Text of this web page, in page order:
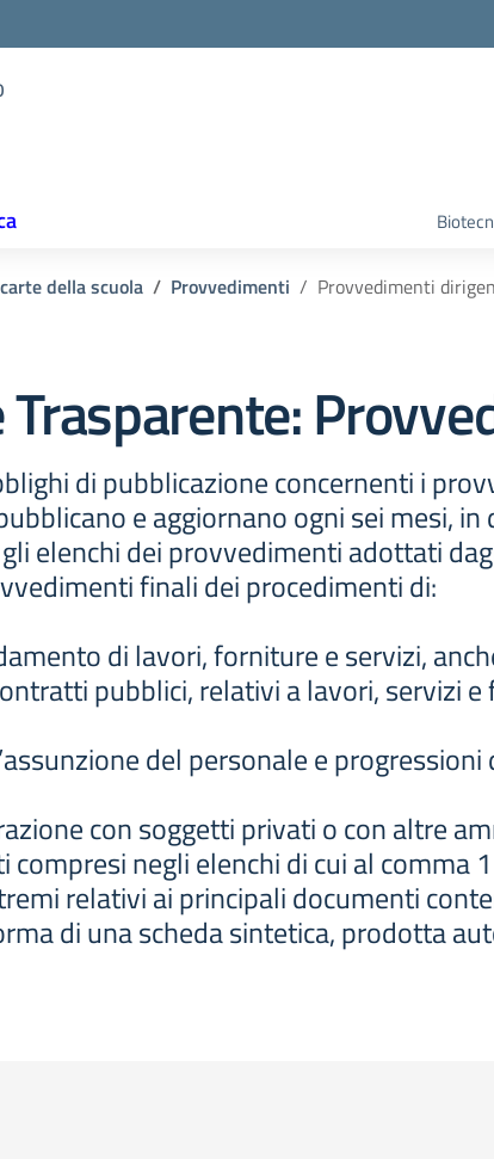
della scuola Provvedimenti Provvedimenti
di pubblicazione concernenti i
e aggiornano ogni sei mesi,
elenchi dei provvedimenti adottati
finali dei procedimenti di:
di lavori, forniture e servizi,
pubblici, relativi a lavori, servizi
del personale e
con soggetti privati o con altre
negli elenchi di cui al comma
relativi ai principali documenti
di una scheda sintetica, prodotta